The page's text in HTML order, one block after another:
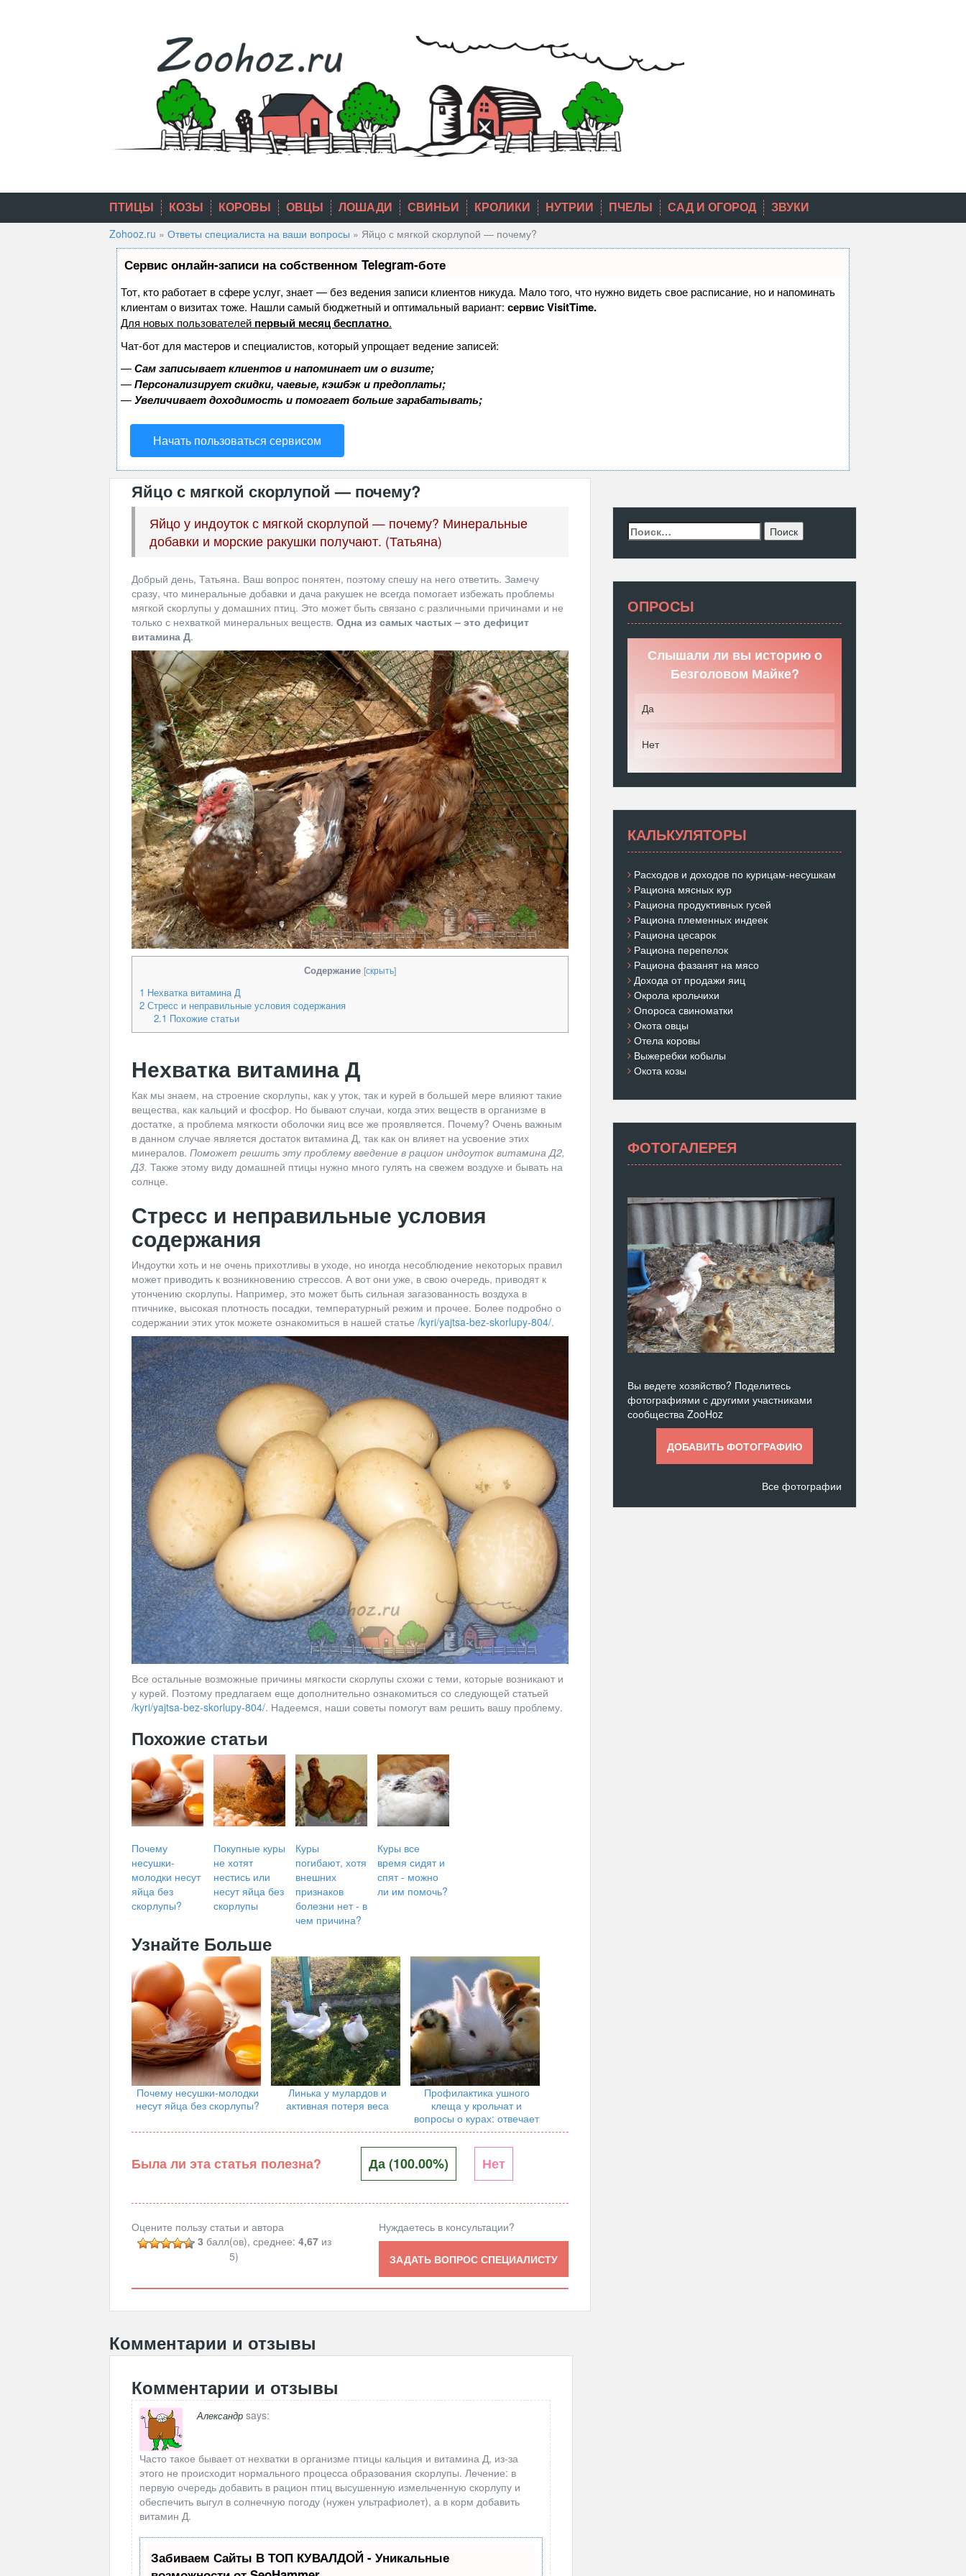
ПТИЦЫ КОЗЫ КОРОВЫ ОВЦЫ ЛОШАДИ СВИНЬИ КРОЛИКИ НУТРИИ ПЧЕЛЫ САД И ОГОРОД ЗВУКИ
Zohooz.ru » Ответы специалиста на ваши вопросы » Яйцо с мягкой скорлупой — почему?
Сервис онлайн-записи на собственном Telegram-боте
Тот, кто работает в сфере услуг, знает — без ведения записи клиентов никуда. Мало того, что нужно видеть свое расписание, но и напоминать
клиентам о визитах тоже. Нашли самый бюджетный и оптимальный вариант: сервис VisitTime.
Для новых пользователей первый месяц бесплатно.
Чат-бот для мастеров и специалистов, который упрощает ведение записей:
—Сам записывает клиентов и напоминает им о визите;
—Персонализирует скидки, чаевые, кэшбэк и предоплаты;
—Увеличивает доходимость и помогает больше зарабатывать;
Начать пользоваться сервисом
Яйцо с мягкой скорлупой — почему?
Яйцо у индоуток с мягкой скорлупой — почему? Минеральные
добавки и морские ракушки получают. (Татьяна)
Добрый день, Татьяна. Ваш вопрос понятен, поэтому спешу на него ответить. Замечу
сразу, что минеральные добавки и дача ракушек не всегда помогает избежать проблемы
мягкой скорлупы у домашних птиц. Это может быть связано с различными причинами и не
только с нехваткой минеральных веществ. Одна из самых частых – это дефицит
витамина Д.
Содержание [скрыть]
1 Нехватка витамина Д
2 Стресс и неправильные условия содержания
2.1 Похожие статьи
Нехватка витамина Д
Как мы знаем, на строение скорлупы, как у уток, так и курей в большей мере влияют такие
вещества, как кальций и фосфор. Но бывают случаи, когда этих веществ в организме в
достатке, а проблема мягкости оболочки яиц все же проявляется. Почему? Очень важным
в данном случае является достаток витамина Д, так как он влияет на усвоение этих
минералов. Поможет решить эту проблему введение в рацион индоуток витамина Д2,
Д3. Также этому виду домашней птицы нужно много гулять на свежем воздухе и бывать на
солнце.
Стресс и неправильные условия
содержания
Индоутки хоть и не очень прихотливы в уходе, но иногда несоблюдение некоторых правил
может приводить к возникновению стрессов. А вот они уже, в свою очередь, приводят к
утончению скорлупы. Например, это может быть сильная загазованность воздуха в
птичнике, высокая плотность посадки, температурный режим и прочее. Более подробно о
содержании этих уток можете ознакомиться в нашей статье /kyri/yajtsa-bez-skorlupy-804/.
Все остальные возможные причины мягкости скорлупы схожи с теми, которые возникают и
у курей. Поэтому предлагаем еще дополнительно ознакомиться со следующей статьей
/kyri/yajtsa-bez-skorlupy-804/. Надеемся, наши советы помогут вам решить вашу проблему.
Похожие статьи
Почему
несушки-
молодки несут
яйца без
скорлупы?
Покупные куры
не хотят
нестись или
несут яйца без
скорлупы
Куры
погибают, хотя
внешних
признаков
болезни нет - в
чем причина?
Куры все
время сидят и
спят - можно
ли им помочь?
Узнайте Больше
Почему несушки-молодки
несут яйца без скорлупы?
Линька у мулардов и
активная потеря веса
Профилактика ушного
клеща у крольчат и
вопросы о курах: отвечает
специалист
Была ли эта статья полезна? Да (100.00%) Нет
Оцените пользу статьи и автора
3 балл(ов), среднее: 4,67из
5)
Нуждаетесь в консультации?
ЗАДАТЬ ВОПРОС СПЕЦИАЛИСТУ
Комментарии и отзывы
Комментарии и отзывы
Александр says:
Часто такое бывает от нехватки в организме птицы кальция и витамина Д, из-за
этого не происходит нормального процесса образования скорлупы. Лечение: в
первую очередь добавить в рацион птиц высушенную измельченную скорлупу и
обеспечить выгул в солнечную погоду (нужен ультрафиолет), а в корм добавить
витамин Д.
Забиваем Сайты В ТОП КУВАЛДОЙ - Уникальные
Найти:
ОПРОСЫ
Слышали ли вы историю о
Безголовом Майке?
Да
Нет
КАЛЬКУЛЯТОРЫ
Расходов и доходов по курицам-несушкам
Рациона мясных кур
Рациона продуктивных гусей
Рациона племенных индеек
Рациона цесарок
Рациона перепелок
Рациона фазанят на мясо
Дохода от продажи яиц
Окрола крольчихи
Опороса свиноматки
Окота овцы
Отела коровы
Выжеребки кобылы
Окота козы
ФОТОГАЛЕРЕЯ
Вы ведете хозяйство? Поделитесь
фотографиями с другими участниками
сообщества ZooHoz
ДОБАВИТЬ ФОТОГРАФИЮ
Все фотографии